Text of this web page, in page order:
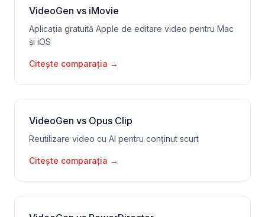
VideoGen vs iMovie
Aplicația gratuită Apple de editare video pentru Mac
și iOS
Citește comparația →
VideoGen vs Opus Clip
Reutilizare video cu AI pentru conținut scurt
Citește comparația →